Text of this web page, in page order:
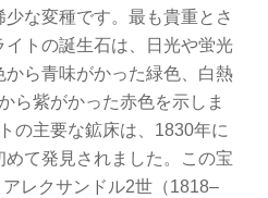
な変種です。最も貴重とさ
トの誕生石は、日光や蛍光
ら青味がかった緑色、白熱
ら紫がかった赤色を示しま
の主要な鉱床は、1830年に
めて発見されました。この宝
レクサンドル2世（1818–